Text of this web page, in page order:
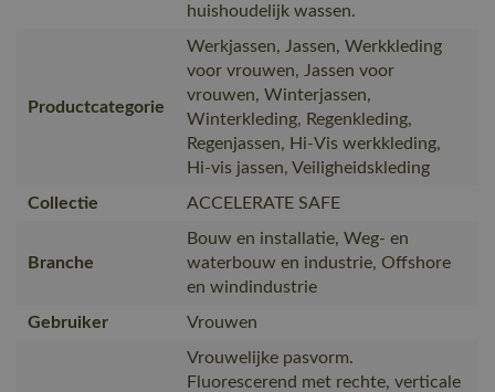
huishoudelijk wassen.
Productcategorie
Werkjassen, Jassen, Werkkleding
voor vrouwen, Jassen voor
vrouwen, Winterjassen,
Winterkleding, Regenkleding,
Regenjassen, Hi-Vis werkkleding,
Hi-vis jassen, Veiligheidskleding
Collectie
ACCELERATE SAFE
Branche
Bouw en installatie, Weg- en
waterbouw en industrie, Offshore
en windindustrie
Gebruiker
Vrouwen
Vrouwelijke pasvorm.
Fluorescerend met rechte, verticale